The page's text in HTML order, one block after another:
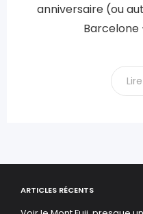
anniversaire (ou
Barcelone
ARTICLES RÉCENTS